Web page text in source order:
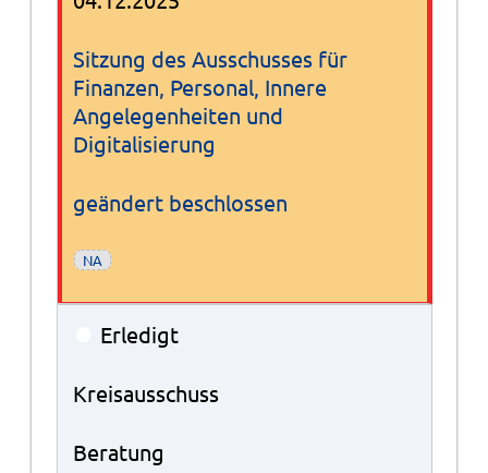
Sitzung des Ausschusses für
Finanzen, Personal, Innere
Angelegenheiten und
Digitalisierung
geändert beschlossen
NA
Erledigt
Kreisausschuss
Beratung